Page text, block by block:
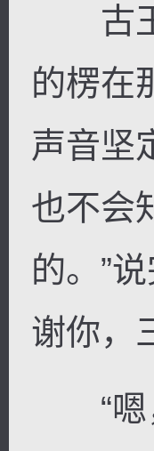
古玉
的楞在
声音坚
也不会
的。”
谢你，
“嗯，